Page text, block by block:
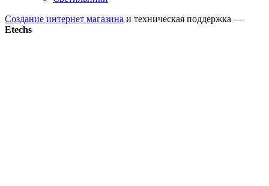
Создание интернет магазина и техническая поддержка —
Etechs